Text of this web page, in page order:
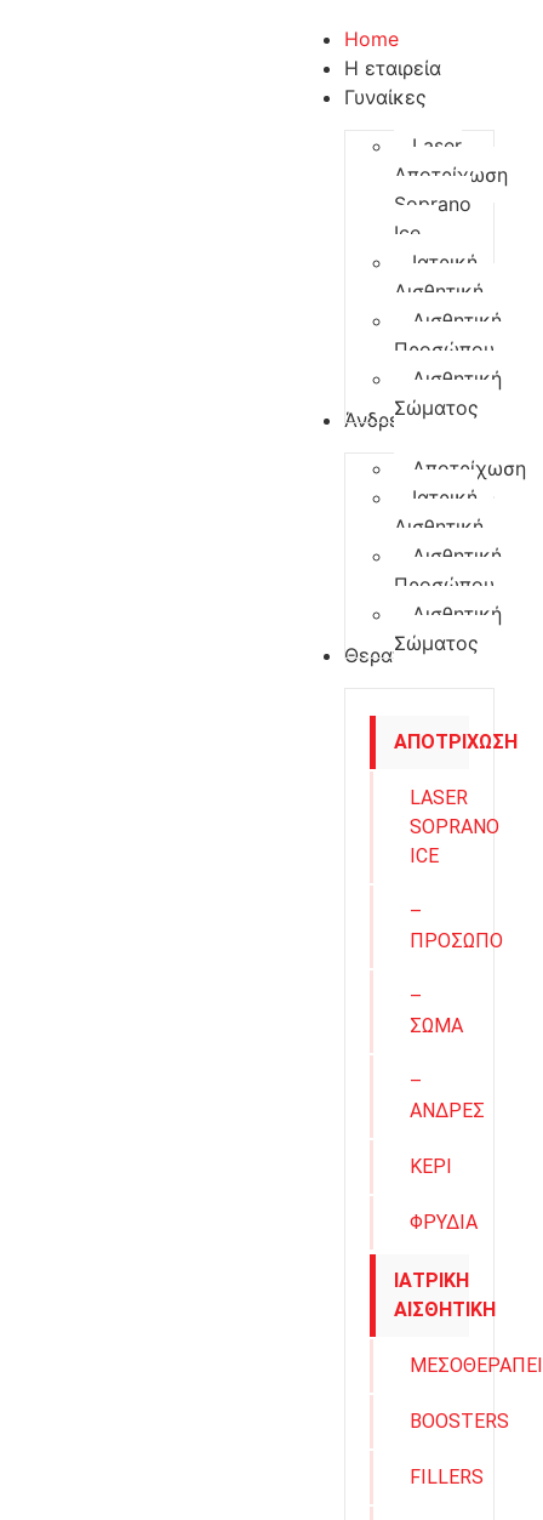
Home
Η εταιρεία
Γυναίκες
Laser
Αποτρίχωση
Soprano
Ice
Ιατρική
Αισθητική
Αισθητική
Προσώπου
Αισθητική
Σώματος
Άνδρες
Αποτρίχωση
Ιατρική
Αισθητική
Αισθητική
Προσώπου
Αισθητική
Σώματος
Θεραπείες
ΑΠΟΤΡΙΧΩΣΗ
LASER
SOPRANO
ICE
–
ΠΡΟΣΩΠΟ
–
ΣΩΜΑ
–
ΑΝΔΡΕΣ
ΚΕΡΙ
ΦΡΥΔΙΑ
ΙΑΤΡΙΚΗ
ΑΙΣΘΗΤΙΚΗ
BOOSTERS
FILLERS